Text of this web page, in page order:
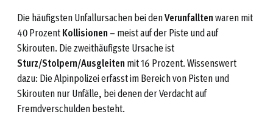
Die häufigsten Unfallursachen bei denVerunfalltenwaren mit
40 ProzentKollisionen – meist auf der Piste und auf
Skirouten. Die zweithäufigste Ursache ist
Sturz/Stolpern/Ausgleiten mit 16 Prozent. Wissenswert
dazu: Die Alpinpolizei erfasst im Bereich von Pisten und
Skirouten nur Unfälle, bei denen der Verdacht auf
Fremdverschulden besteht.